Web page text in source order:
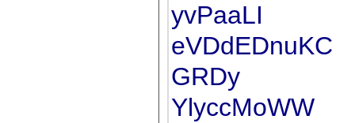
yvPaaLI
eVDdEDnuKC
GRDy
YlyccMoWW